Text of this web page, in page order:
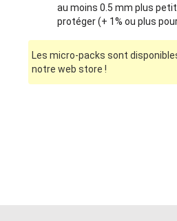
au moins 0.5 mm plus
protéger (+ 1% ou plus
Les micro-packs sont
notre web store !